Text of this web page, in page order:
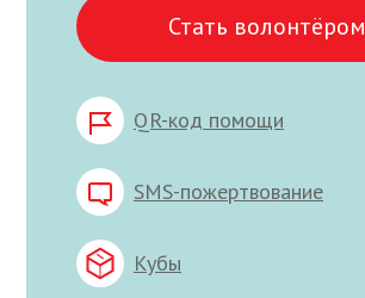
Стать волонтёром
QR-код помощи
SMS-пожертвование
Кубы